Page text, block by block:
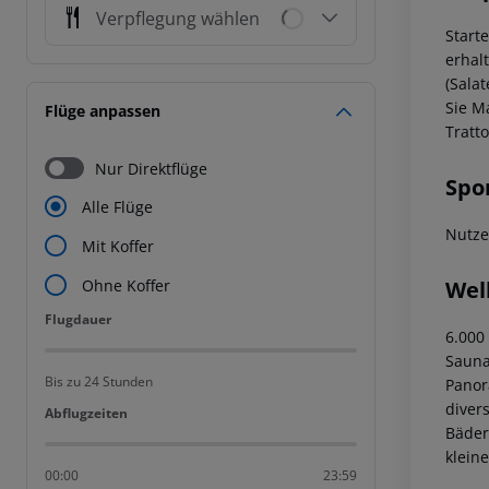
Verpflegung wählen
Flüge anpassen
Nur Direktflüge
Alle Flüge
Mit Koffer
Ohne Koffer
Flugdauer
Flugdauer
Bis zu 24 Stunden
Abflugzeiten
Abflugzeiten
00:00 23:59
Sie